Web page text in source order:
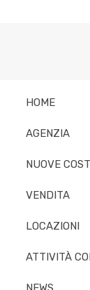
HOME
AGENZIA
NUOVE
VENDITA
LOCAZIONI
ATTIVITÀ